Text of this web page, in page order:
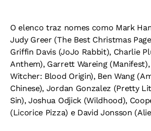
O elenco traz nomes como Mark
Judy Greer (The Best Christmas
Griffin Davis (JoJo Rabbit), Charlie
Anthem), Garrett Wareing
Witcher: Blood Origin), Ben Wang
Chinese), Jordan Gonzalez (Pretty
Sin), Joshua Odjick (Wildhood),
(Licorice Pizza) e David Jonsson